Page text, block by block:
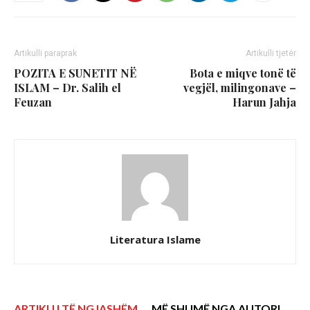
Artikulli paraprak
POZITA E SUNETIT NË
ISLAM – Dr. Salih el
Feuzan
Artikulli tjetër
Bota e miqve tonë të
vegjël, milingonave –
Harun Jahja
Literatura Islame